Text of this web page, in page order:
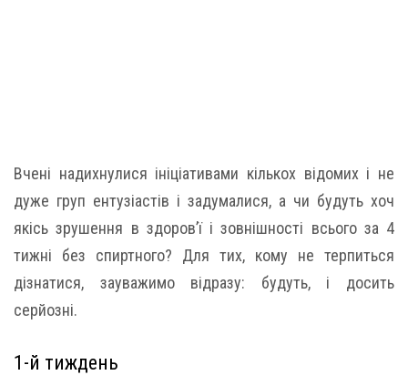
Вчені надихнулися ініціативами кількох відомих і не
дуже груп ентузіастів і задумалися, а чи будуть хоч
якісь зрушення в здоров’ї і зовнішності всього за 4
тижні без спиртного? Для тих, кому не терпиться
дізнатися, зауважимо відразу: будуть, і досить
серйозні.
1-й тиждень